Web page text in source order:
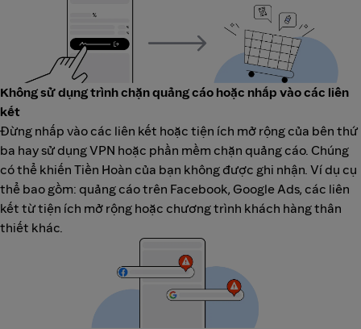
Không sử dụng trình chặn quảng cáo hoặc nhấp vào các liên
kết
Đừng nhấp vào các liên kết hoặc tiện ích mở rộng của bên thứ
ba hay sử dụng VPN hoặc phần mềm chặn quảng cáo. Chúng
có thể khiến Tiền Hoàn của bạn không được ghi nhận. Ví dụ cụ
thể bao gồm: quảng cáo trên Facebook, Google Ads, các liên
kết từ tiện ích mở rộng hoặc chương trình khách hàng thân
thiết khác.